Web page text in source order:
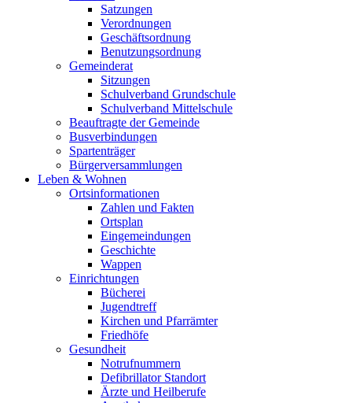
Satzungen
Verordnungen
Geschäftsordnung
Benutzungsordnung
Gemeinderat
Sitzungen
Schulverband Grundschule
Schulverband Mittelschule
Beauftragte der Gemeinde
Busverbindungen
Spartenträger
Bürgerversammlungen
Leben & Wohnen
Ortsinformationen
Zahlen und Fakten
Ortsplan
Eingemeindungen
Geschichte
Wappen
Einrichtungen
Bücherei
Jugendtreff
Kirchen und Pfarrämter
Friedhöfe
Gesundheit
Notrufnummern
Defibrillator Standort
Ärzte und Heilberufe